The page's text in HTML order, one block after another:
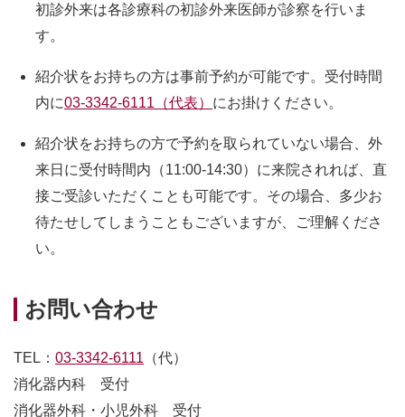
初診外来は各診療科の初診外来医師が診察を行いま
す。
紹介状をお持ちの方は事前予約が可能です。受付時間
内に03-3342-6111（代表） にお掛けください。
紹介状をお持ちの方で予約を取られていない場合、外
来日に受付時間内（11:00-14:30）に来院されれば、直
接ご受診いただくことも可能です。その場合、多少お
待たせしてしまうこともございますが、ご理解くださ
い。
お問い合わせ
TEL： 03-3342-6111 （代）
消化器内科 受付
消化器外科・小児外科 受付